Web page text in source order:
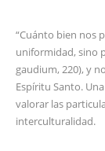
“Cuánto bien nos
uniformidad, sino
gaudium, 220), y
Espíritu Santo.
valorar las
interculturalidad.